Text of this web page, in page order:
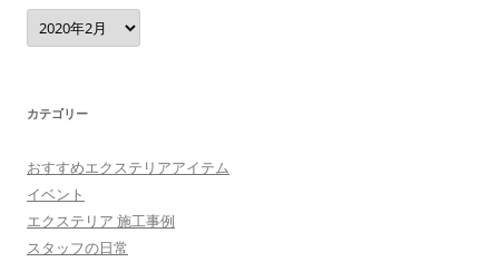
ア
ー
カ
カテゴリー
おすすめエクステリアアイテム
イベント
エクステリア 施工事例
スタッフの日常